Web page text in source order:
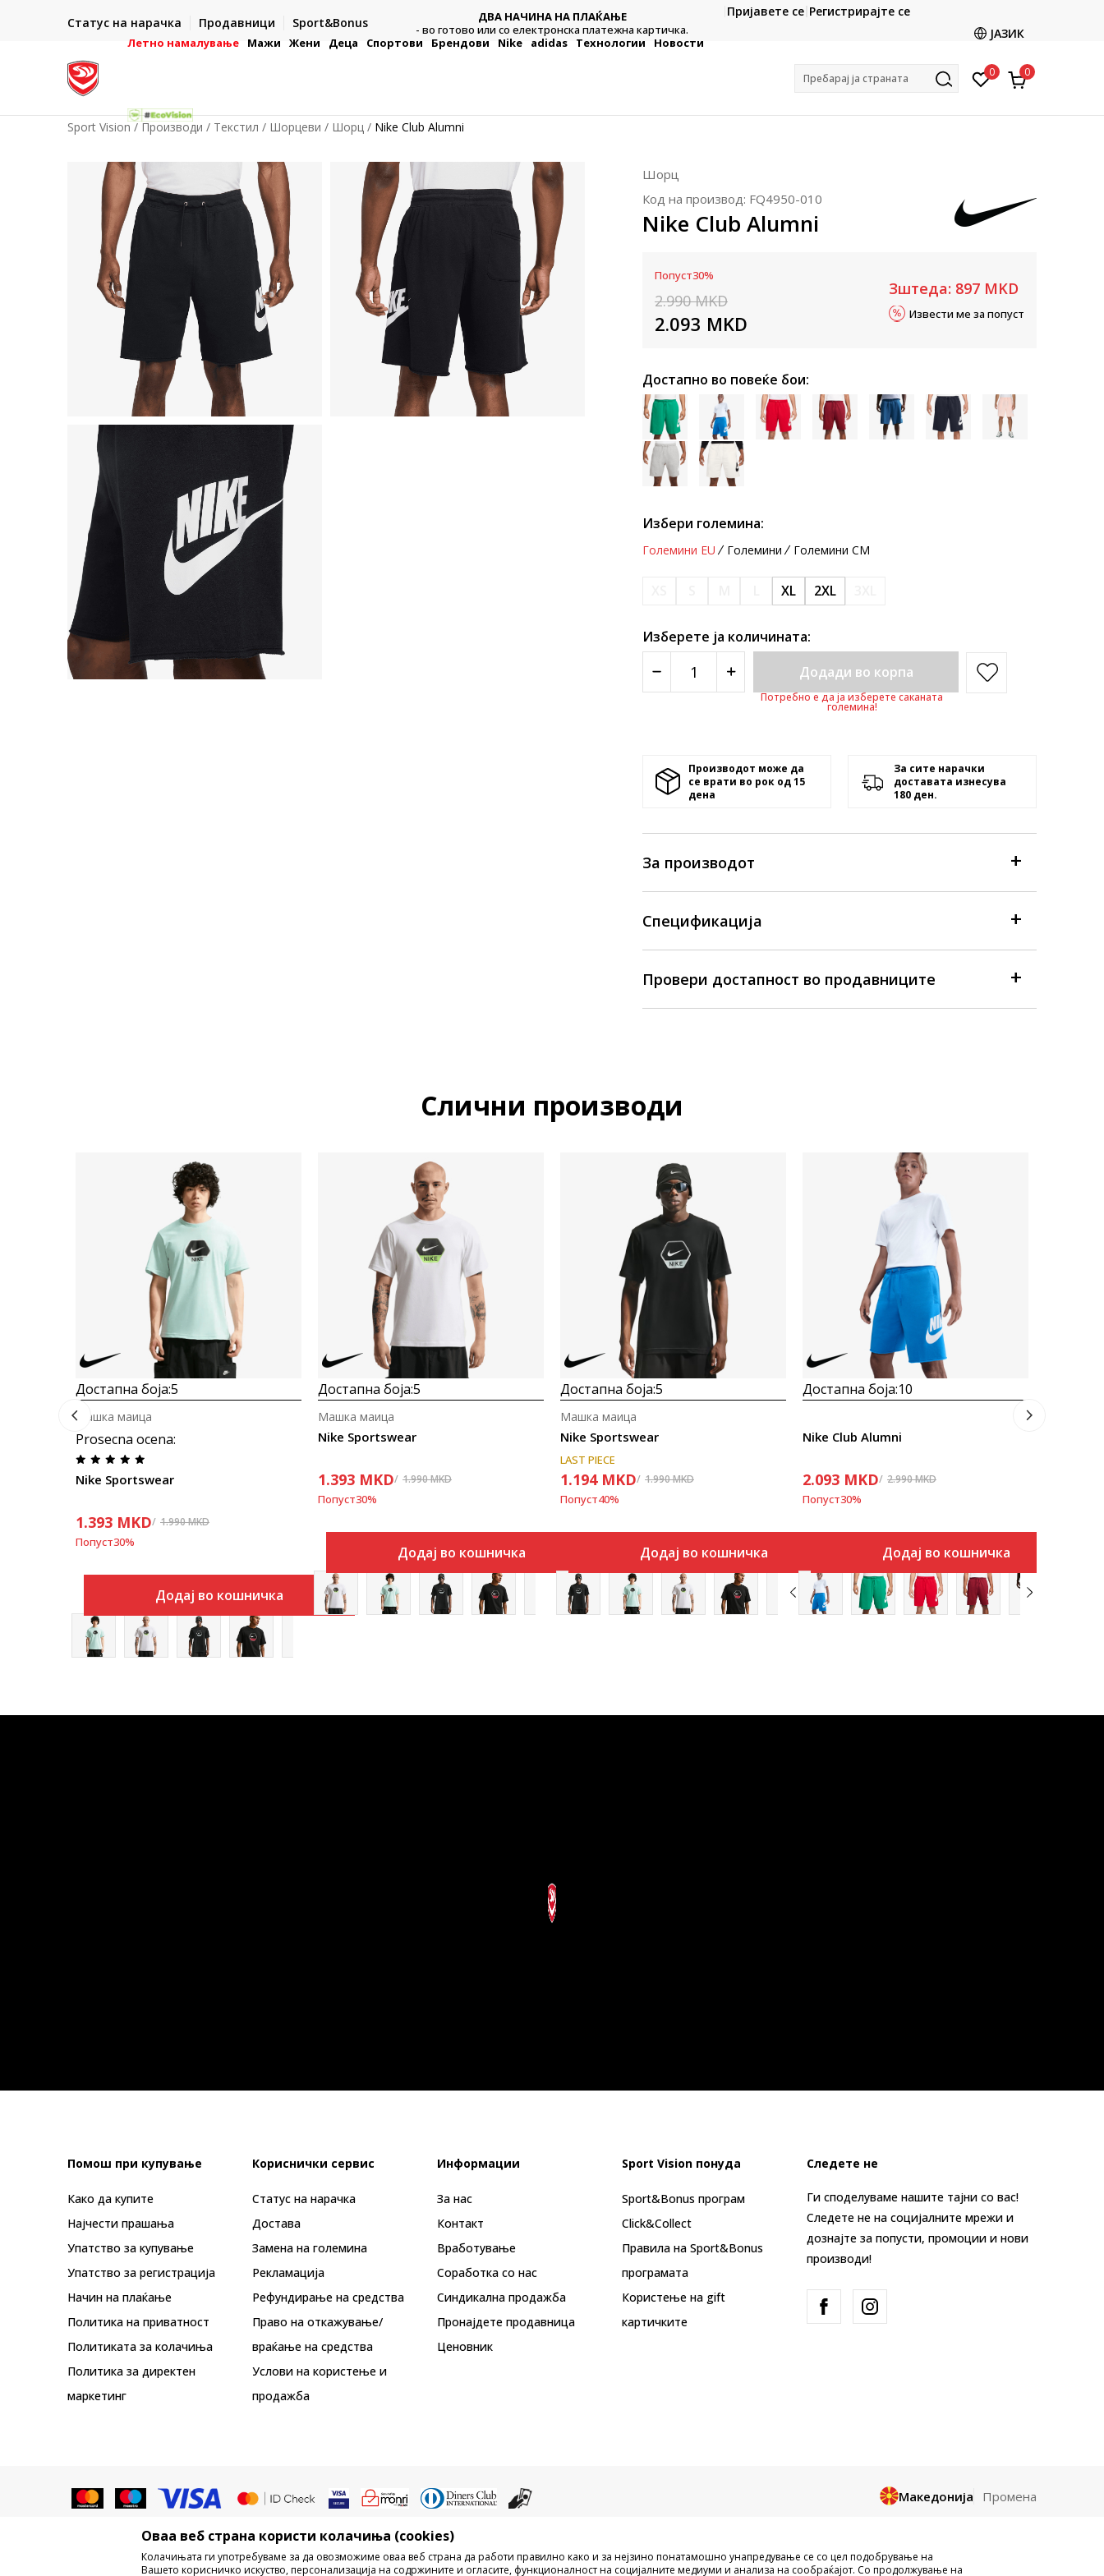
Статус на нарачка Продавници Sport&Bonus
платежна
ДВА НАЧИНА НА ПЛАЌАЊЕ
- во готово или со електронска платежна картичка.
Платете со картичка online и подигнете во продавницата
по ваш избор
Ценовник
Пријавете се Регистрирајте се
ЈАЗИК
Летно намалување Мажи Жени Деца Спортови Брендови Nike adidas Технологии Новости
Пребарај ја страната 0 0
Sport Vision Производи Текстил Шорцеви Шорц Nike Club Alumni
Шорц
Код на производ: FQ4950-010
Nike Club Alumni
Попуст30%
2.990 MKD
2.093 MKD
Зштеда: 897 MKD
Извести ме за попуст
Достапно во повеќе бои:
Избери големина:
Големини EU Големини Големини CM
XL 2XL
Изберете ја количината:
Додади во корпа
Потребно е да ја изберете саканата
големина!
Производот може да
се врати во рок од 15
денa
За сите нарачки
доставата изнесува
180 ден.
За производот
Спецификација
Провери достапност во продавниците
Слични производи
Достапна боја:5
Prosecna ocena:
Nike Sportswear
Машка маица
1.393 MKD 1.990MKD
Попуст30%
Додај во кошничка
Достапна боја:5
Nike Sportswear
Машка маица
1.393 MKD 1.990MKD
Попуст30%
Додај во кошничка
Достапна боја:5
Nike Sportswear
Машка маица
LAST PIECE
1.194 MKD 1.990MKD
Попуст40%
Додај во кошничка
Достапна боја:10
Nike Club Alumni
2.093 MKD 2.990MKD
Попуст30%
Додај во кошничка
Помош при купување
Како да купите
Најчести прашања
Упатство за купување
Упатство за регистрација
Начин на плаќање
Политика на приватност
Политиката за колачиња
Политика за директен
маркетинг
Кориснички сервис
Статус на нарачка
Достава
Замена на големина
Рекламациja
Рефундирање на средства
Право на откажување/
враќање на средства
Услови на користење и
продажба
Информации
За нас
Контакт
Вработување
Соработка со нас
Синдикална продажба
Пронајдете продавница
Ценовник
Sport Vision понуда
Sport&Bonus програм
Click&Collect
Правила на Sport&Bonus
програмата
Користење на gift
картичките
Следете не
Ги споделуваме нашите тајни со вас!
Следете не на социјалните мрежи и
дознајте за попусти, промоции и нови
производи!
Македонија Промена
Не е дозволено превземање или користење на содржината од интернет страните на Sport Vision, делумно или целосно a се однесува на логоа,
трговски марки, комерцијални содржини, ниту истите да се отстапуваат на трети лица, јавно да се објавуваат или да се користат за било какви цели,
Оваа веб страна користи колачиња (cookies)
Колачињата ги употребуваме за да овозможиме оваа веб страна да работи правилно како и за нејзино понатамошно унапредување се со цел подобрување на
Вашето корисничко искуство, персонализација на содржините и огласите, функционалност на социјалните медиуми и анализа на сообраќајот. Со продолжување на